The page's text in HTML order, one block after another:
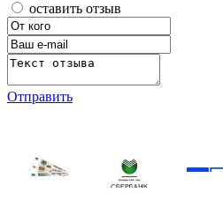
оставить отзыв
Отправить